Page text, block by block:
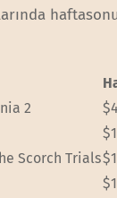
2
Scorch Trials